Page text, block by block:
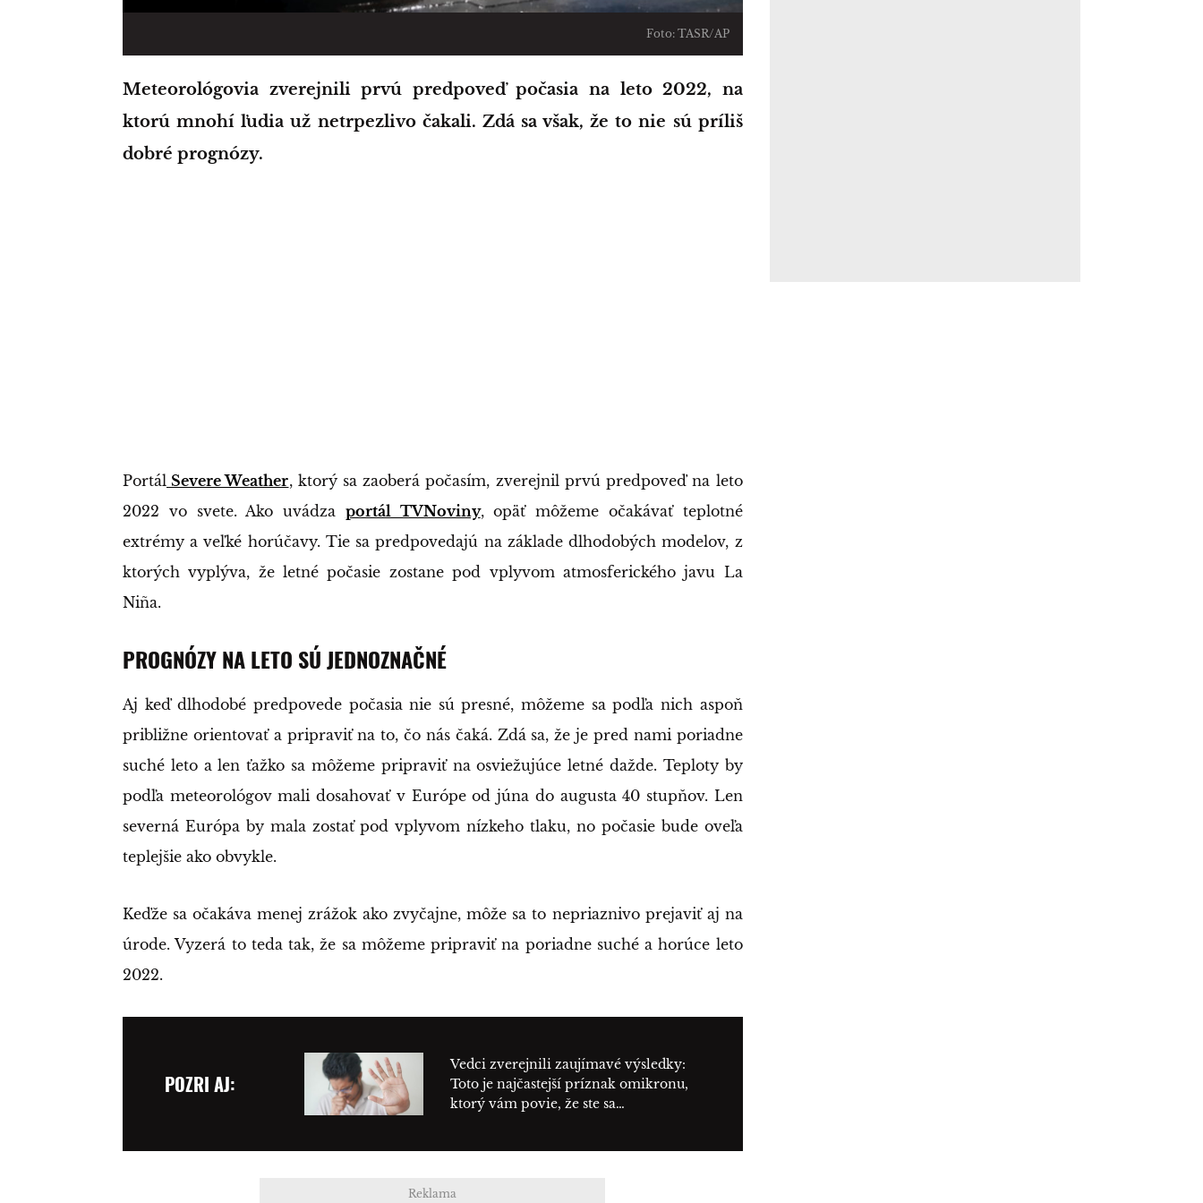
Foto: TASR/AP
Meteorológovia zverejnili prvú predpoveď počasia na leto 2022, na
ktorú mnohí ľudia už netrpezlivo čakali. Zdá sa však, že to nie sú príliš
dobré prognózy.
Portál Severe Weather, ktorý sa zaoberá počasím, zverejnil prvú predpoveď na leto
2022 vo svete. Ako uvádza portál TVNoviny, opäť môžeme očakávať teplotné
extrémy a veľké horúčavy. Tie sa predpovedajú na základe dlhodobých modelov, z
ktorých vyplýva, že letné počasie zostane pod vplyvom atmosferického javu La
Niña.
PROGNÓZY NA LETO SÚ JEDNOZNAČNÉ
Aj keď dlhodobé predpovede počasia nie sú presné, môžeme sa podľa nich aspoň
približne orientovať a pripraviť na to, čo nás čaká. Zdá sa, že je pred nami poriadne
suché leto a len ťažko sa môžeme pripraviť na osviežujúce letné dažde. Teploty by
podľa meteorológov mali dosahovať v Európe od júna do augusta 40 stupňov. Len
severná Európa by mala zostať pod vplyvom nízkeho tlaku, no počasie bude oveľa
teplejšie ako obvykle.
Keďže sa očakáva menej zrážok ako zvyčajne, môže sa to nepriaznivo prejaviť aj na
úrode. Vyzerá to teda tak, že sa môžeme pripraviť na poriadne suché a horúce leto
2022.
POZRI AJ:
Vedci zverejnili zaujímavé výsledky:
Toto je najčastejší príznak omikronu,
ktorý vám povie, že ste sa…
Reklama